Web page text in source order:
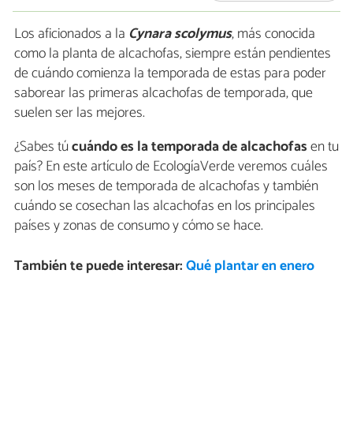
Los aficionados a la Cynara scolymus, más conocida
como la planta de alcachofas, siempre están pendientes
de cuándo comienza la temporada de estas para poder
saborear las primeras alcachofas de temporada, que
suelen ser las mejores.
¿Sabes túcuándo es la temporada de alcachofasen tu
país? En este artículo de EcologíaVerde veremos cuáles
son los meses de temporada de alcachofas y también
cuándo se cosechan las alcachofas en los principales
países y zonas de consumo y cómo se hace.
También te puede interesar:Qué plantar en enero